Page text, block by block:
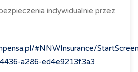
indywidualnie przez
#NNWInsurance/
a286-ed4e9213f3a3